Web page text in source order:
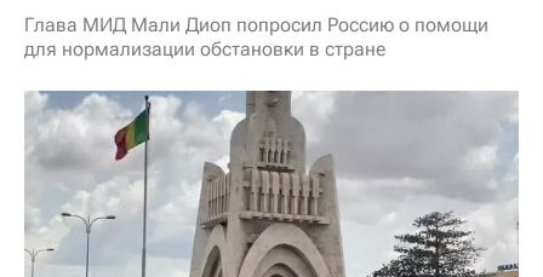
Глава МИД Мали Диоп попросил Россию о помощи
для нормализации обстановки в стране